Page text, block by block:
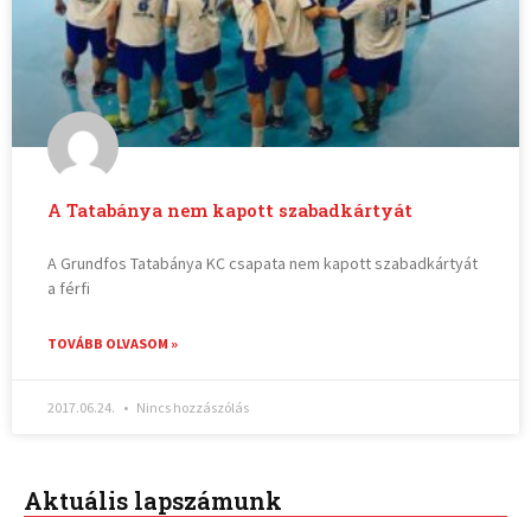
A Tatabánya nem kapott szabadkártyát
A Grundfos Tatabánya KC csapata nem kapott szabadkártyát
a férfi
TOVÁBB OLVASOM »
2017.06.24. Nincs hozzászólás
Aktuális lapszámunk